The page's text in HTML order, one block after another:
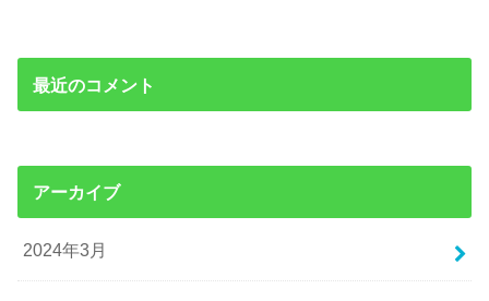
最近のコメント
アーカイブ
2024年3月